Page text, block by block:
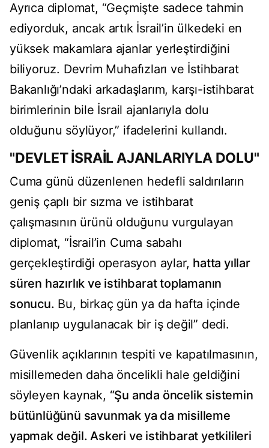
Ayrıca diplomat, “Geçmişte sadece tahmin
ediyorduk, ancak artık İsrail’in ülkedeki en
yüksek makamlara ajanlar yerleştirdiğini
biliyoruz. Devrim Muhafızları ve İstihbarat
Bakanlığı’ndaki arkadaşlarım, karşı-istihbarat
birimlerinin bile İsrail ajanlarıyla dolu
olduğunu söylüyor,” ifadelerini kullandı.
"DEVLET İSRAİL AJANLARIYLA DOLU"
Cuma günü düzenlenen hedefli saldırıların
geniş çaplı bir sızma ve istihbarat
çalışmasının ürünü olduğunu vurgulayan
diplomat, “İsrail’in Cuma sabahı
gerçekleştirdiği operasyon aylar, hatta yıllar
süren hazırlık ve istihbarat toplamanın
sonucu. Bu, birkaç gün ya da hafta içinde
planlanıp uygulanacak bir iş değil” dedi.
Güvenlik açıklarının tespiti ve kapatılmasının,
misillemeden daha öncelikli hale geldiğini
söyleyen kaynak, “Şu anda öncelik sistemin
bütünlüğünü savunmak ya da misilleme
yapmak değil. Askeri ve istihbarat yetkilileri